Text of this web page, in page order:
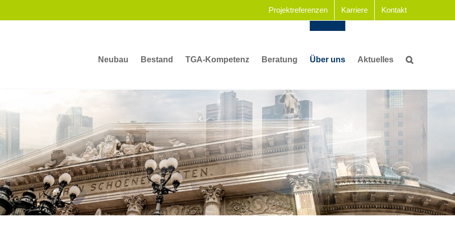
Projektreferenzen Karriere Kontakt
Neubau Bestand TGA-Kompetenz Beratung Über uns Aktuelles